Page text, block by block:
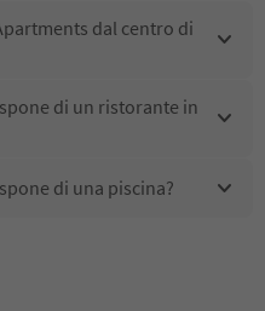
dal centro di
di un ristorante in
di una piscina?
animali domestici?
presso Mountain
ricevono l'Alto